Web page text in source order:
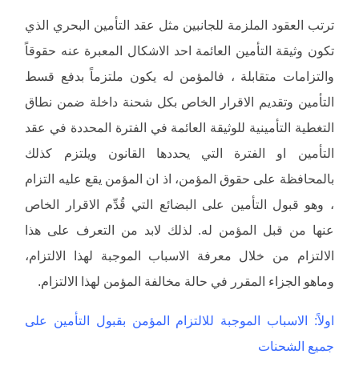
ترتب العقود الملزمة للجانبين مثل عقد التأمين البحري الذي
تكون وثيقة التأمين العائمة احد الاشكال المعبرة عنه حقوقاً
والتزامات متقابلة ، فالمؤمن له يكون ملتزماً بدفع قسط
التأمين وتقديم الاقرار الخاص بكل شحنة داخلة ضمن نطاق
التغطية التأمينية للوثيقة العائمة في الفترة المحددة في عقد
التأمين او الفترة التي يحددها القانون ويلتزم كذلك
بالمحافظة على حقوق المؤمن، اذ ان المؤمن يقع عليه التزام
، وهو قبول التأمين على البضائع التي قُدِّم الاقرار الخاص
عنها من قبل المؤمن له. لذلك لابد من التعرف على هذا
الالتزام من خلال معرفة الاسباب الموجبة لهذا الالتزام،
وماهو الجزاء المقرر في حالة مخالفة المؤمن لهذا الالتزام.
اولاً: الاسباب الموجبة للالتزام المؤمن بقبول التأمين على
جميع الشحنات